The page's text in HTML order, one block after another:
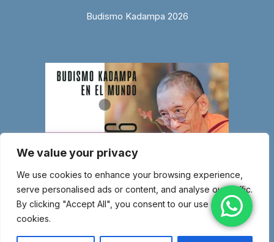
We value your privacy
We use cookies to enhance your browsing experience,
serve personalised ads or content, and analyse our traffic.
By clicking "Accept All", you consent to our use of
cookies.
Budismo Kadampa 2026
© Copyright 2026 Entidad religiosa inscrita en el Ministerio de Justicia
con el número 1.044-SG – Miembro de la Nueva Tradición Kadampa –